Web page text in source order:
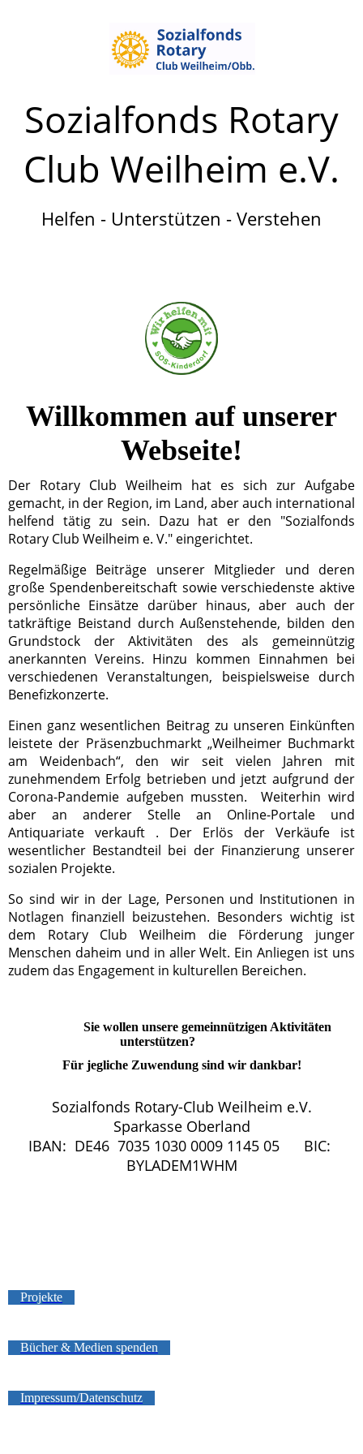
Sozialfonds Rotary
Club Weilheim e.V.
Helfen - Unterstützen - Verstehen
Willkommen auf unserer
Webseite!
Der Rotary Club Weilheim hat es sich zur Aufgabe
gemacht, in der Region, im Land, aber auch international
helfend tätig zu sein. Dazu hat er den "Sozialfonds
Rotary Club Weilheim e. V." eingerichtet.
Regelmäßige Beiträge unserer Mitglieder und deren
große Spendenbereitschaft sowie verschiedenste aktive
persönliche Einsätze darüber hinaus, aber auch der
tatkräftige Beistand durch Außenstehende, bilden den
Grundstock der Aktivitäten des als gemeinnützig
anerkannten Vereins. Hinzu kommen Einnahmen bei
verschiedenen Veranstaltungen, beispielsweise durch
Benefizkonzerte.
Einen ganz wesentlichen Beitrag zu unseren Einkünften
leistete der Präsenzbuchmarkt „Weilheimer Buchmarkt
am Weidenbach“, den wir seit vielen Jahren mit
zunehmendem Erfolg betrieben und jetzt aufgrund der
Corona-Pandemie aufgeben mussten. Weiterhinwird
aber an anderer Stelle an Online-Portale und
Antiquariate verkauft . Der Erlös der Verkäufe ist
wesentlicher Bestandteil bei der Finanzierung unserer
sozialen Projekte.
So sind wir in der Lage, Personen und Institutionen in
Notlagen finanziell beizustehen. Besonders wichtig ist
dem Rotary Club Weilheim die Förderung junger
Menschen daheim und in aller Welt. Ein Anliegen ist uns
zudem das Engagement in kulturellen Bereichen.
Sie wollen unsere gemeinnützigen Aktivitäten
unterstützen?
Für jegliche Zuwendung sind wir dankbar!
Sozialfonds Rotary-Club Weilheim e.V.
Sparkasse Oberland
IBAN: DE46 7035 1030 0009 1145 05 BIC:
BYLADEM1WHM
Projekte
Bücher & Medien spenden
Impressum/Datenschutz